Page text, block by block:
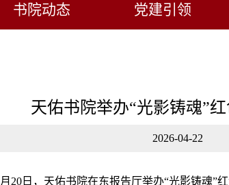
书院动态 党建引领
天佑书院举办“光影铸魂”
2026-04-22
20日，天佑书院在东报告厅举办“光影铸魂